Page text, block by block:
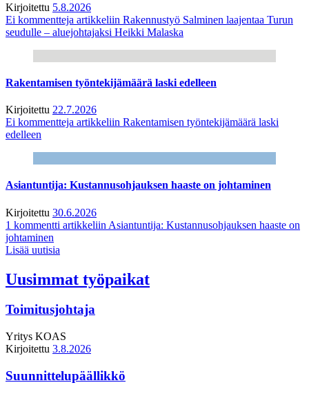
Kirjoitettu 5.8.2026
Ei kommentteja artikkeliin Rakennustyö Salminen laajentaa Turun
seudulle – aluejohtajaksi Heikki Malaska
Rakentamisen työntekijämäärä laski edelleen
Kirjoitettu 22.7.2026
Ei kommentteja artikkeliin Rakentamisen työntekijämäärä laski
edelleen
Asiantuntija: Kustannusohjauksen haaste on johtaminen
Kirjoitettu 30.6.2026
1 kommentti artikkeliin Asiantuntija: Kustannusohjauksen haaste on
johtaminen
Lisää uutisia
Uusimmat työpaikat
Toimitusjohtaja
Yritys KOAS
Kirjoitettu 3.8.2026
Suunnittelupäällikkö